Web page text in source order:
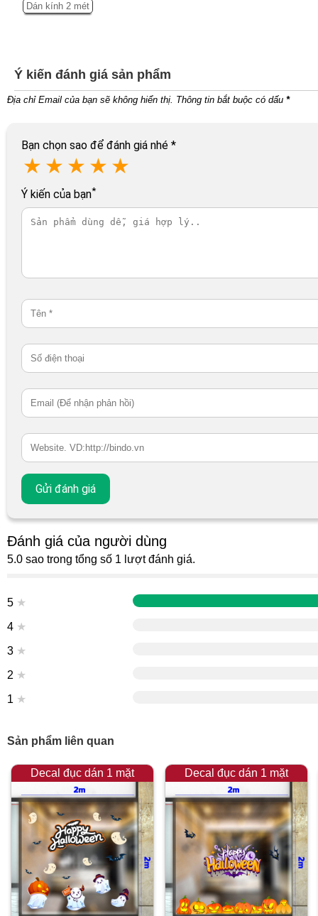
Dán kính 2 mét
Ý kiến đánh giá sản phẩm
Địa chỉ Email của bạn sẽ không hiển thị. Thông tin bắt buộc có dấu *
Bạn chọn sao để đánh giá nhé *
★ ★ ★ ★ ★
Ý kiến của bạn*
Đánh giá của người dùng
5.0 sao trong tổng số 1 lượt đánh giá.
5 ★
4 ★
3 ★
2 ★
1 ★
Sản phẩm liên quan
Decal đục dán 1 mặt Decal đục dán 1 mặt